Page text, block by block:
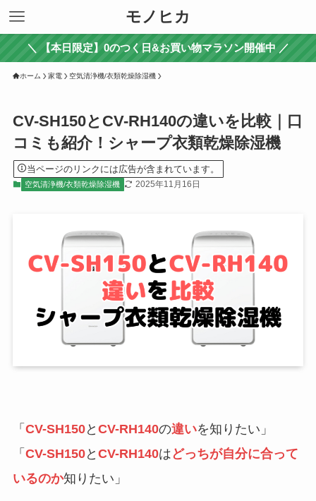
モノヒカ
＼ 【本日限定】0のつく日&お買い物マラソン開催中 ／
ホーム 家電 空気清浄機/衣類乾燥除湿機
CV-SH150とCV-RH140の違いを比較｜口
コミも紹介！シャープ衣類乾燥除湿機
当ページのリンクには広告が含まれています。
空気清浄機/衣類乾燥除湿機 2025年11月16日
「 CV-SH150と CV-RH140の違いを知りたい」
「 CV-SH150と CV-RH140は どっちが自分に合って
いるのか知りたい」